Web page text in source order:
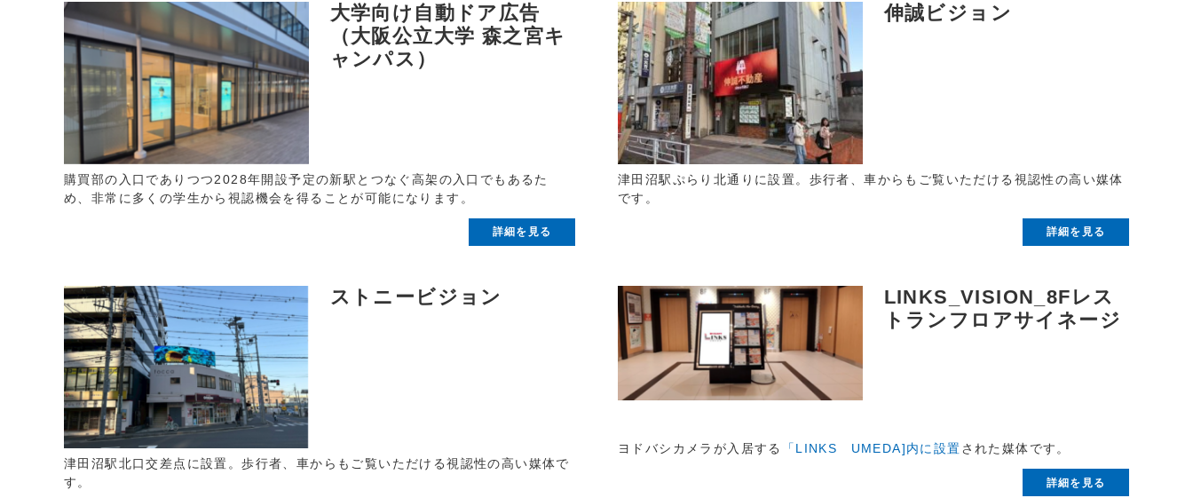
大学向け自動ドア広告
（大阪公立大学 森之宮キ
ャンパス）
購買部の入口でありつつ2028年開設予定の新駅とつなぐ高架の入口でもあるた
め、非常に多くの学生から視認機会を得ることが可能になります。
詳細を見る
伸誠ビジョン
津田沼駅ぷらり北通りに設置。歩行者、車からもご覧いただける視認性の高い媒体
です。
詳細を見る
ストニービジョン
津田沼駅北口交差点に設置。歩行者、車からもご覧いただける視認性の高い媒体で
す。
LINKS_VISION_8Fレス
トランフロアサイネージ
ヨドバシカメラが入居する 「LINKS UMEDA]内に設置された媒体です。
詳細を見る